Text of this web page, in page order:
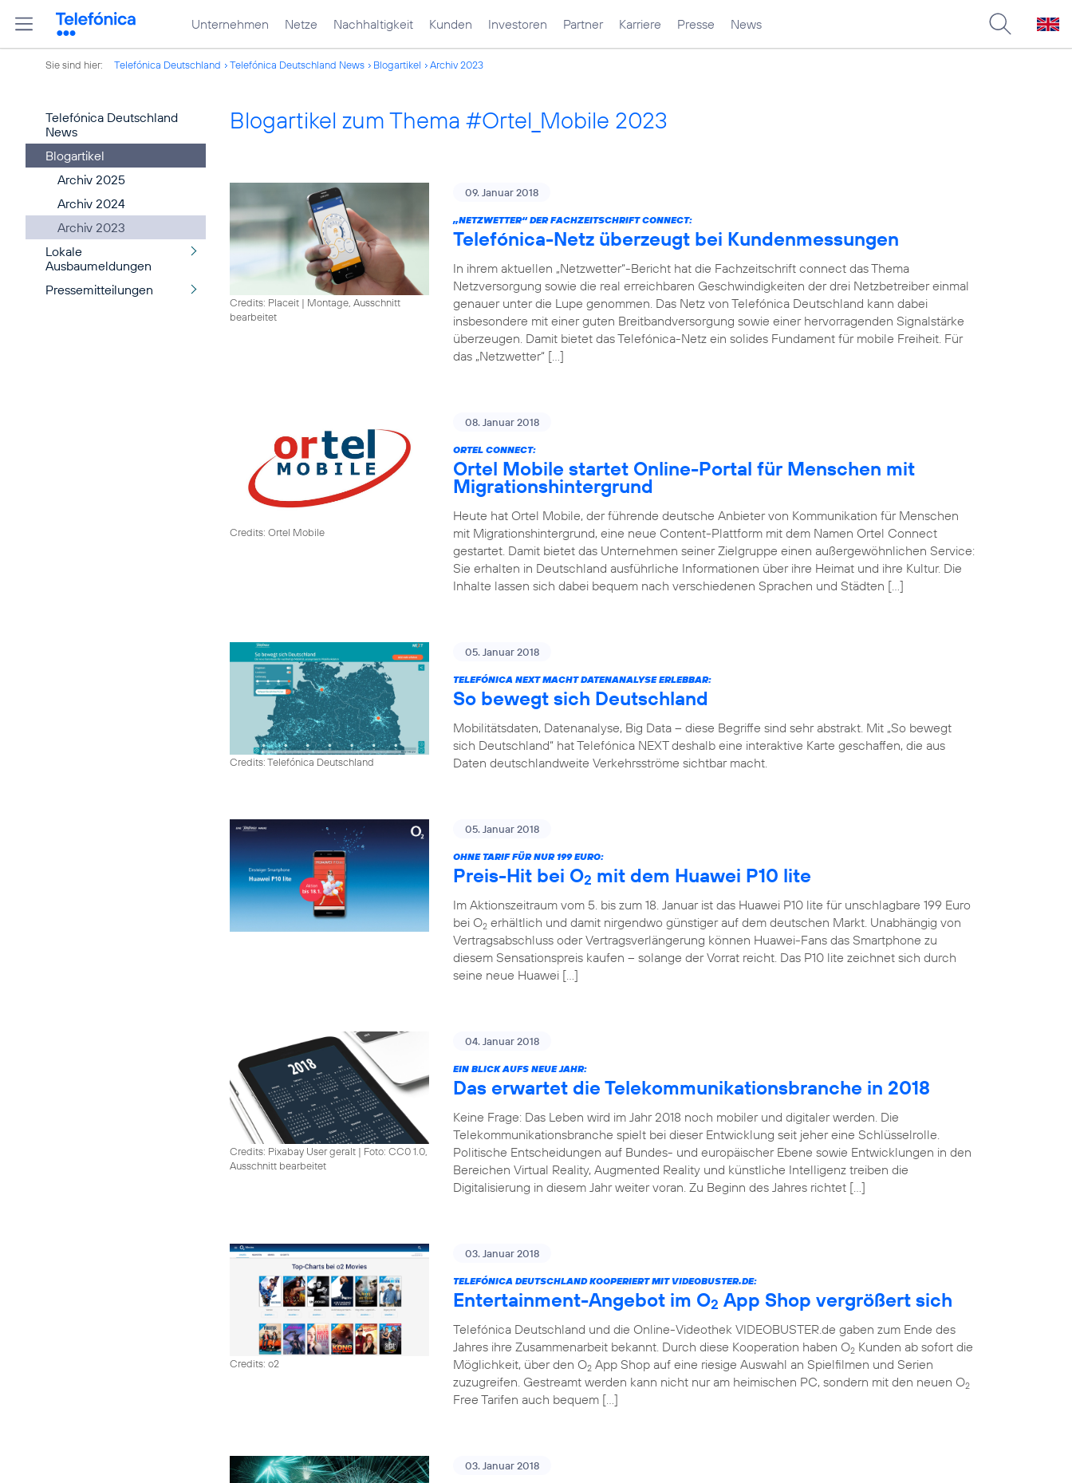
Unternehmen Netze Nachhaltigkeit Kunden Investoren Partner Karriere Presse News
Sie sind hier: Telefónica Deutschland Telefónica Deutschland News Blogartikel Archiv 2023
Telefónica Deutschland
News
Blogartikel
Archiv 2025
Archiv 2024
Archiv 2023
Lokale
Ausbaumeldungen
Pressemitteilungen
Blogartikel zum Thema #Ortel_Mobile 2023
Credits: Placeit | Montage, Ausschnitt
bearbeitet
09. Januar 2018
„NETZWETTER“ DER FACHZEITSCHRIFT CONNECT:
Telefónica-Netz überzeugt bei Kundenmessungen
In ihrem aktuellen „Netzwetter“-Bericht hat die Fachzeitschrift connect das Thema
Netzversorgung sowie die real erreichbaren Geschwindigkeiten der drei Netzbetreiber einmal
genauer unter die Lupe genommen. Das Netz von Telefónica Deutschland kann dabei
insbesondere mit einer guten Breitbandversorgung sowie einer hervorragenden Signalstärke
überzeugen. Damit bietet das Telefónica-Netz ein solides Fundament für mobile Freiheit. Für
das „Netzwetter“ […]
Credits: Ortel Mobile
08. Januar 2018
ORTEL CONNECT:
Ortel Mobile startet Online-Portal für Menschen mit
Migrationshintergrund
Heute hat Ortel Mobile, der führende deutsche Anbieter von Kommunikation für Menschen
mit Migrationshintergrund, eine neue Content-Plattform mit dem Namen Ortel Connect
gestartet. Damit bietet das Unternehmen seiner Zielgruppe einen außergewöhnlichen Service:
Sie erhalten in Deutschland ausführliche Informationen über ihre Heimat und ihre Kultur. Die
Inhalte lassen sich dabei bequem nach verschiedenen Sprachen und Städten […]
Credits: Telefónica Deutschland
05. Januar 2018
TELEFÓNICA NEXT MACHT DATENANALYSE ERLEBBAR:
So bewegt sich Deutschland
Mobilitätsdaten, Datenanalyse, Big Data – diese Begriffe sind sehr abstrakt. Mit „So bewegt
sich Deutschland“ hat Telefónica NEXT deshalb eine interaktive Karte geschaffen, die aus
Daten deutschlandweite Verkehrsströme sichtbar macht.
05. Januar 2018
OHNE TARIF FÜR NUR 199 EURO:
Preis-Hit bei O2 mit dem Huawei P10 lite
Im Aktionszeitraum vom 5. bis zum 18. Januar ist das Huawei P10 lite für unschlagbare 199 Euro
bei O2 erhältlich und damit nirgendwo günstiger auf dem deutschen Markt. Unabhängig von
Vertragsabschluss oder Vertragsverlängerung können Huawei-Fans das Smartphone zu
diesem Sensationspreis kaufen – solange der Vorrat reicht. Das P10 lite zeichnet sich durch
seine neue Huawei […]
Credits: Pixabay User geralt | Foto: CC0 1.0,
Ausschnitt bearbeitet
04. Januar 2018
EIN BLICK AUFS NEUE JAHR:
Das erwartet die Telekommunikationsbranche in 2018
Keine Frage: Das Leben wird im Jahr 2018 noch mobiler und digitaler werden. Die
Telekommunikationsbranche spielt bei dieser Entwicklung seit jeher eine Schlüsselrolle.
Politische Entscheidungen auf Bundes- und europäischer Ebene sowie Entwicklungen in den
Bereichen Virtual Reality, Augmented Reality und künstliche Intelligenz treiben die
Digitalisierung in diesem Jahr weiter voran. Zu Beginn des Jahres richtet […]
Credits: o2
03. Januar 2018
TELEFÓNICA DEUTSCHLAND KOOPERIERT MIT VIDEOBUSTER.DE:
Entertainment-Angebot im O2 App Shop vergrößert sich
Telefónica Deutschland und die Online-Videothek VIDEOBUSTER.de gaben zum Ende des
Jahres ihre Zusammenarbeit bekannt. Durch diese Kooperation haben O2 Kunden ab sofort die
Möglichkeit, über den O2 App Shop auf eine riesige Auswahl an Spielfilmen und Serien
zuzugreifen. Gestreamt werden kann nicht nur am heimischen PC, sondern mit den neuen O2
Free Tarifen auch bequem […]
03. Januar 2018